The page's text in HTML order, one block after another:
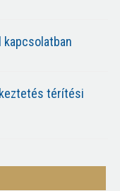
kapcsolatban
térítési